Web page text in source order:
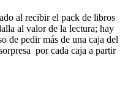
al recibir el pack de libros
al valor de la lectura; hay
de pedir más de una caja del
por cada caja a partir